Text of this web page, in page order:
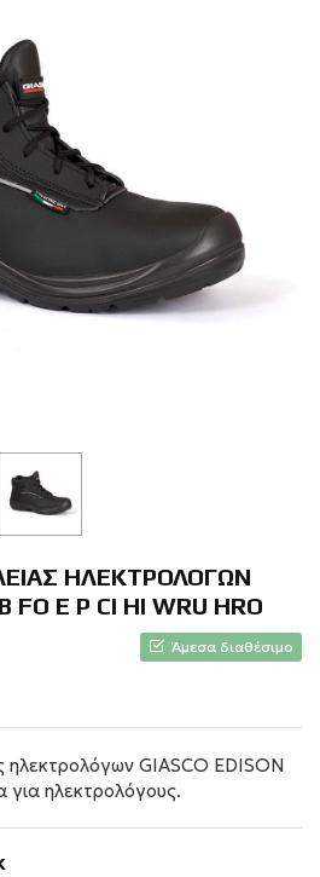
ΗΛΕΚΤΡΟΛΟΓΩΝ
FO E P CI HI WRU HRO
Άμεσα διαθέσιμο
GIASCO EDISON
για ηλεκτρολόγους.